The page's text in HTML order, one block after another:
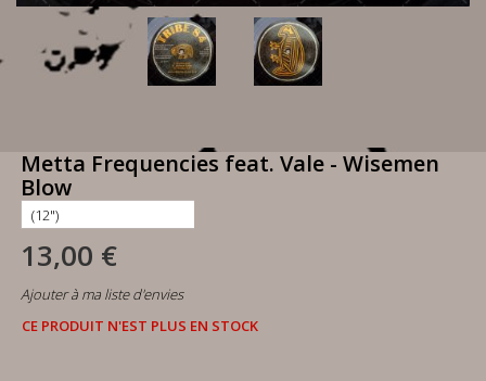
Metta Frequencies feat. Vale - Wisemen
Blow
13,00 €
Ajouter à ma liste d'envies
CE PRODUIT N'EST PLUS EN STOCK